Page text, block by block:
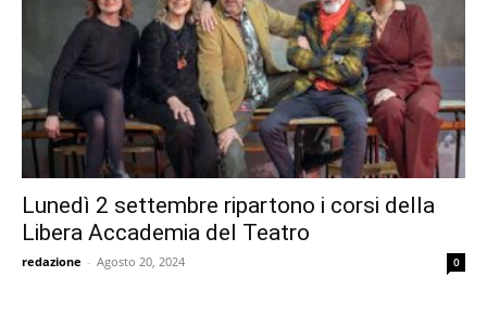
Lunedì 2 settembre ripartono i corsi della
Libera Accademia del Teatro
redazione - Agosto 20, 2024 0